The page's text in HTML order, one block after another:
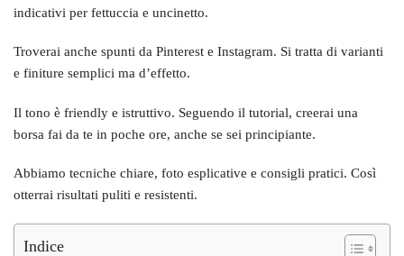
indicativi per fettuccia e uncinetto.
Troverai anche spunti da Pinterest e Instagram. Si tratta di varianti
e finiture semplici ma d’effetto.
Il tono è friendly e istruttivo. Seguendo il tutorial, creerai una
borsa fai da te in poche ore, anche se sei principiante.
Abbiamo tecniche chiare, foto esplicative e consigli pratici. Così
otterrai risultati puliti e resistenti.
Indice